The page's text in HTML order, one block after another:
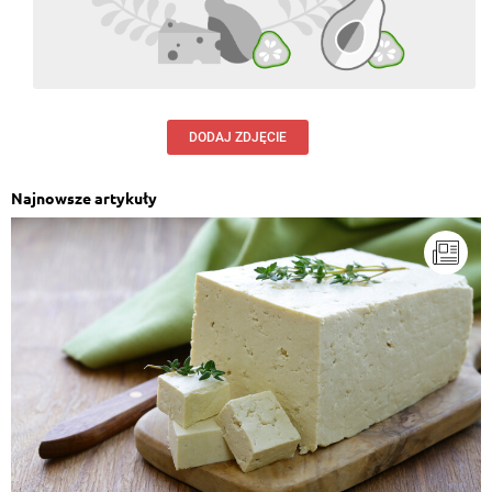
DODAJ ZDJĘCIE
Najnowsze artykuły